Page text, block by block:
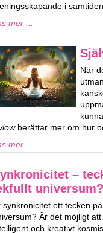
i
mer ...
När
berättar mer om hur
mer ...
–
universum?
synkronicitet ett tecken
Är det möjligt
och kreativt